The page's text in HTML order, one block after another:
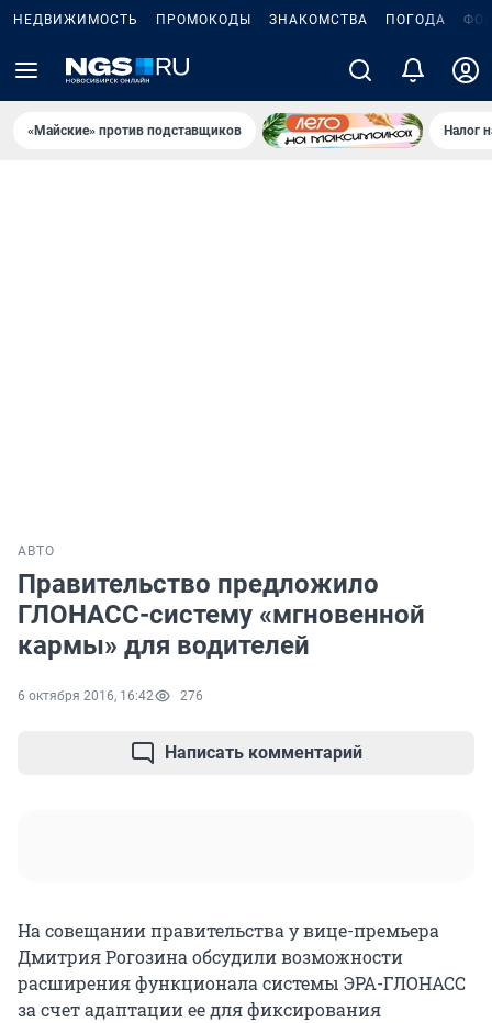
НЕДВИЖИМОСТЬ ПРОМОКОДЫ ЗНАКОМСТВА ПОГОДА
«Майские» против подставщиков Налог
АВТО
Правительство предложило
ГЛОНАСС-систему «мгновенной
кармы» для водителей
6 октября 2016, 16:42 276
Написать комментарий
На совещании правительства у вице-премьера
Дмитрия Рогозина обсудили возможности
расширения функционала системы ЭРА-ГЛОНАСС
за счет адаптации ее для фиксирования